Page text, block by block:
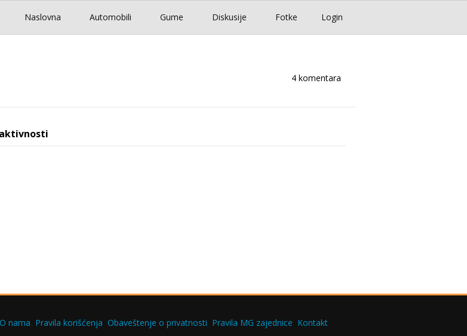
Login
Naslovna Automobili Gume Diskusije Fotke
4 komentara
O nama Pravila korišćenja Obaveštenje o privatnosti Pravila MG zajednice Kontakt